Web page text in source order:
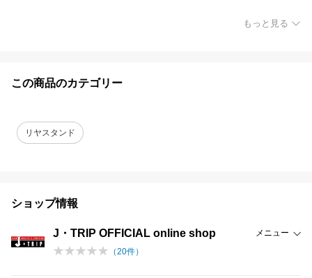
もっと見る
この商品のカテゴリー
リヤスタンド
ショップ情報
J・TRIP OFFICIAL online shop
メニュー
（20件）